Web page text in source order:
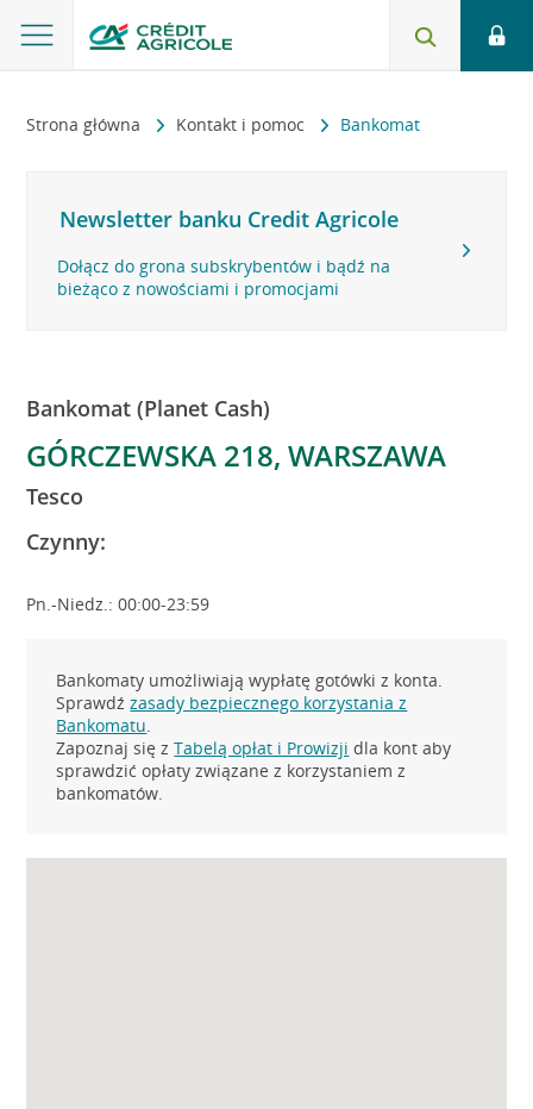
Strona główna Kontakt i pomoc Bankomat
Newsletter banku Credit Agricole
Dołącz do grona subskrybentów i bądź na
bieżąco z nowościami i promocjami
Bankomat (Planet Cash)
GÓRCZEWSKA 218, WARSZAWA
Tesco
Czynny:
Pn.-Niedz.: 00:00-23:59
Bankomaty umożliwiają wypłatę gotówki z konta.
Sprawdźzasady bezpiecznego korzystania z
Bankomatu.
Zapoznaj się zTabelą opłat i Prowizji dla kont aby
sprawdzić opłaty związane z korzystaniem z
bankomatów.